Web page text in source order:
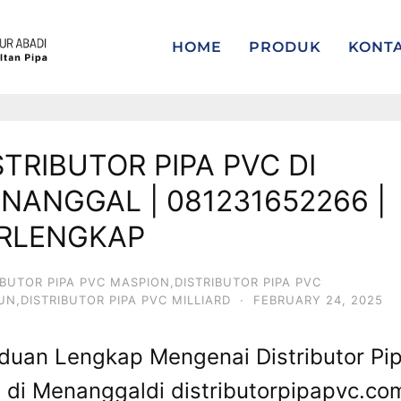
HOME PRODUK
PIPA PVC DI
| 081231652266 |
PIPA PVC MASPION,DISTRIBUTOR PIPA PVC
PIPA PVC MILLIARD
· FEBRUARY 24, 2025
Lengkap Mengenai Distributor
di Menanggaldi